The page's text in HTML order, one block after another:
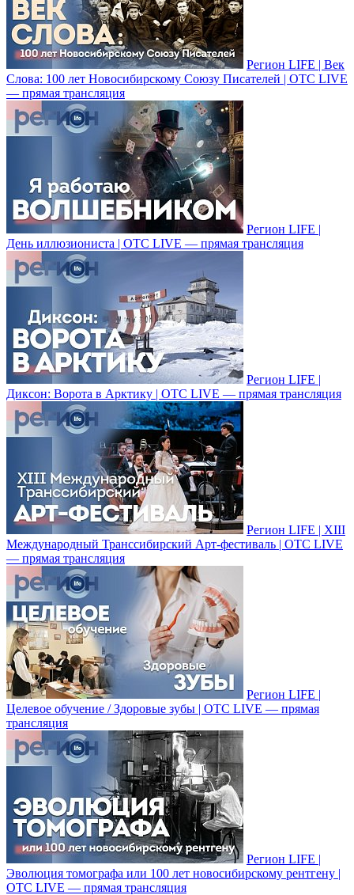
Регион LIFE | Век
Слова: 100 лет Новосибирскому Союзу Писателей | ОТС LIVE
— прямая трансляция
Регион LIFE |
День иллюзиониста | ОТС LIVE — прямая трансляция
Регион LIFE |
Диксон: Ворота в Арктику | ОТС LIVE — прямая трансляция
Регион LIFE | XIII
Международный Транссибирский Арт-фестиваль | ОТС LIVE
— прямая трансляция
Регион LIFE |
Целевое обучение / Здоровые зубы | ОТС LIVE — прямая
трансляция
Регион LIFE |
Эволюция томографа или 100 лет новосибирскому рентгену |
ОТС LIVE — прямая трансляция